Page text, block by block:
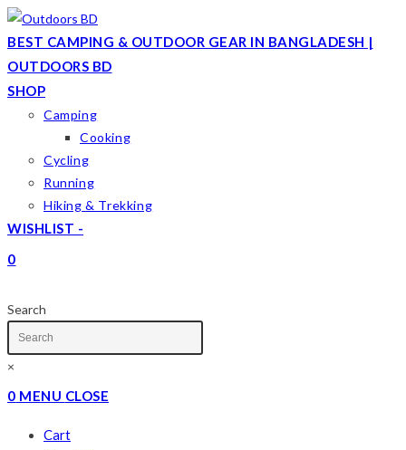
Skip
to
content
BEST CAMPING & OUTDOOR GEAR IN BANGLADESH |
OUTDOORS BD
SHOP
Camping
Cooking
Cycling
Running
Hiking & Trekking
WISHLIST -
0
WEBSITE
SEARCH
Search
×
0 MENU CLOSE
Cart